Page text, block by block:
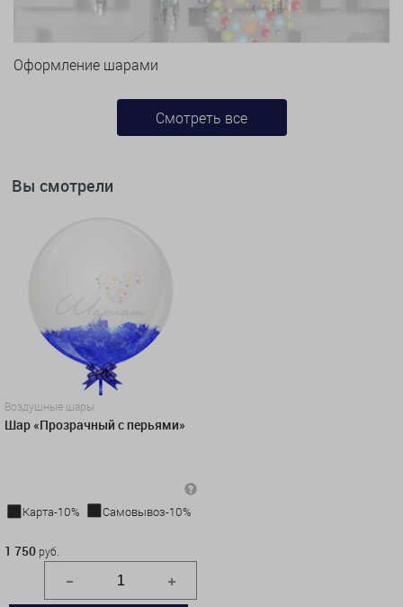
Оформление шарами
Смотреть все
Вы смотрели
Воздушные шары
Шар «Прозрачный с перьями»
Карта-10%
Самовывоз-10%
1 750 руб.